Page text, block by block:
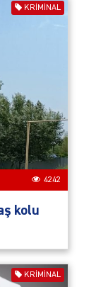
KRIMINAL
4242
kolu
KRIMINAL